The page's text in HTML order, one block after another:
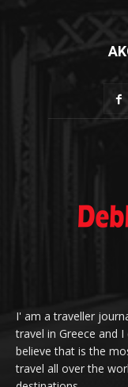
I' am a traveller
travel in Greece and
believe that is the
travel all over the